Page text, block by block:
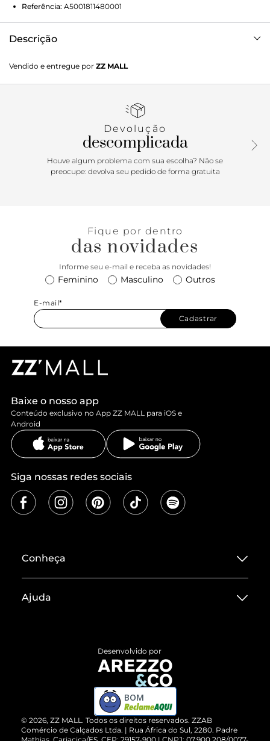
Referência: A5001811480001
Descrição
alongado e acabamento macio. Traz tira de couro regulável
para uso na cintura, com tira fina transpassada, bordado
contorno. Possui fecho em zíper e puxador em tira tressê
Vendido e entregue por ZZ MALL
Devolução
descomplicada
Houve algum problema com sua escolha? Não se
preocupe: devolva seu pedido de forma gratuita
Fique por dentro
das novidades
Informe seu e-mail e receba as novidades!
Feminino Masculino Outros
E-mail*
Cadastrar
Baixe o nosso app
Conteúdo exclusivo no App ZZ MALL para iOS e
Android
Siga nossas redes sociais
Conheça
Termos de Uso
ZZ MALL é confiável
Cartão Presente
Ajuda
Devolução do Produto
Compre pelo WhatsApp
© 2026, ZZ MALL. Todos os direitos reservados. ZZAB
Comércio de Calçados Ltda. | Rua África do Sul, 2280. Padre
Desenvolvido por
BOM